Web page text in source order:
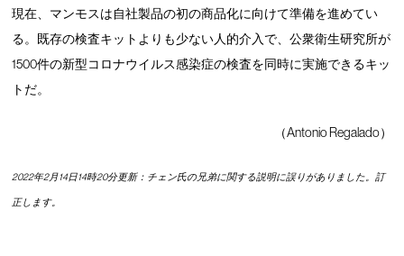
現在、マンモスは自社製品の初の商品化に向けて準備を進めてい
る。既存の検査キットよりも少ない人的介入で、公衆衛生研究所が
1500件の新型コロナウイルス感染症の検査を同時に実施できるキッ
トだ。
（Antonio Regalado）
2022年2月14日14時20分更新：チェン氏の兄弟に関する説明に誤りがありました。訂
正します。